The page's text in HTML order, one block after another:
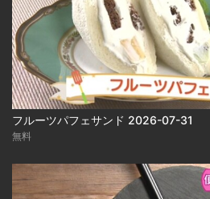
フルーツパフェサンド 2026-07-31
無料